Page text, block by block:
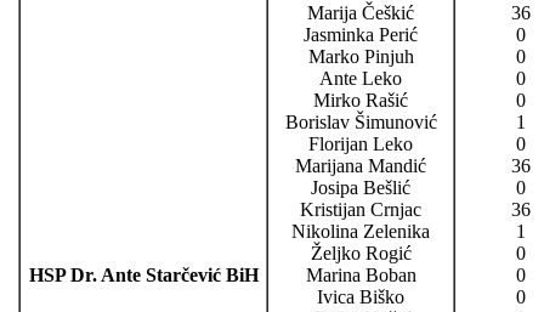
HSP Dr. Ante Starčević BiH
Marija Češkić
Jasminka Perić
Marko Pinjuh
Ante Leko
Mirko Rašić
Borislav Šimunović
Florijan Leko
Marijana Mandić
Josipa Bešlić
Kristijan Crnjac
Nikolina Zelenika
Željko Rogić
Marina Boban
Ivica Biško
36
0
0
0
0
1
0
36
0
36
1
0
0
0